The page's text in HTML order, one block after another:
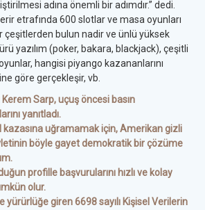
adına önemli bir adımdır.” dedi.
etrafında 600 slotlar ve masa oyunları
çeşitlerden bulun nadir ve ünlü yüksek
yazılım (poker, bakara, blackjack), çeşitli
hangisi piyango kazananlarını
göre gerçekleşir, vb.
Sarp, uçuş öncesi basın
yanıtladı.
kazasına uğramamak için, Amerikan gizli
böyle gayet demokratik bir çözüme
profille başvurularını hızlı ve kolay
olur.
yürürlüğe giren 6698 sayılı Kişisel Verilerin